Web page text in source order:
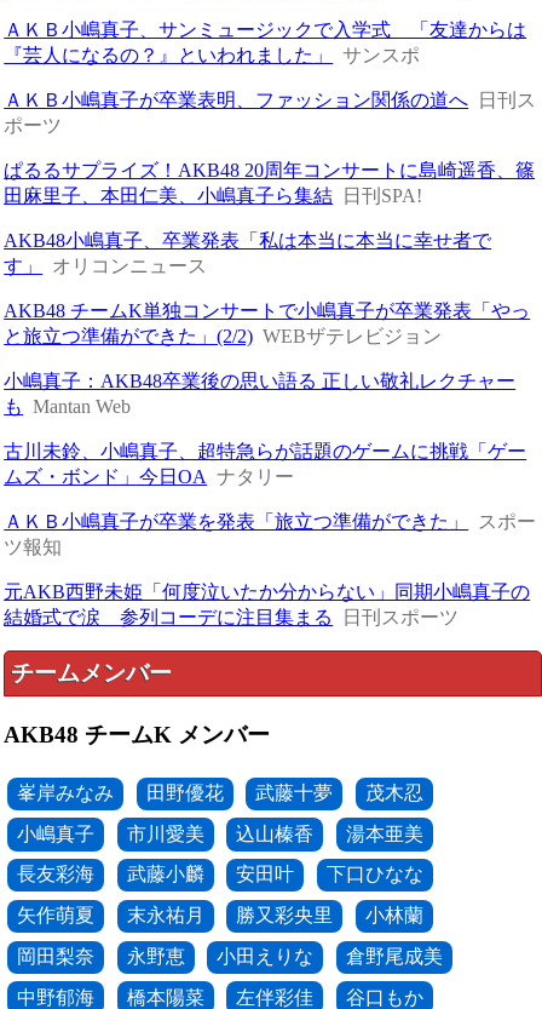
ＡＫＢ小嶋真子、サンミュージックで入学式 「友達からは
『芸人になるの？』といわれました」
サンスポ
ＡＫＢ小嶋真子が卒業表明、ファッション関係の道へ
日刊ス
ポーツ
ぱるるサプライズ！AKB48 20周年コンサートに島崎遥香、篠
田麻里子、本田仁美、小嶋真子ら集結
日刊SPA!
AKB48小嶋真子、卒業発表「私は本当に本当に幸せ者で
す」
オリコンニュース
AKB48 チームK単独コンサートで小嶋真子が卒業発表「やっ
と旅立つ準備ができた」(2/2) WEBザテレビジョン
小嶋真子：AKB48卒業後の思い語る 正しい敬礼レクチャー
も Mantan Web
古川未鈴、小嶋真子、超特急らが話題のゲームに挑戦「ゲー
ムズ・ボンド」今日OA ナタリー
ＡＫＢ小嶋真子が卒業を発表「旅立つ準備ができた」
スポー
ツ報知
元AKB西野未姫「何度泣いたか分からない」同期小嶋真子の
結婚式で涙 参列コーデに注目集まる
日刊スポーツ
チームメンバー
AKB48 チームK メンバー
峯岸みなみ 田野優花 武藤十夢
茂木忍
小嶋真子
市川愛美 込山榛香
湯本亜美
長友彩海
武藤小麟 安田叶
下口ひなな
矢作萌夏
末永祐月 勝又彩央里
小林蘭
岡田梨奈
永野恵 小田えりな
倉野尾成美
中野郁海
橋本陽菜 左伴彩佳
谷口もか